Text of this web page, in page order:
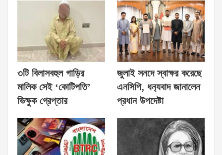
৩টি বিলাসবহুল গাড়ির
মালিক সেই ‘কোটিপতি’
ভিক্ষুক গ্রেপ্তার
জুলাই সনদে স্বাক্ষর করেছে
এনসিপি, ধন‍্যবাদ জানালেন
প্রধান উপদেষ্টা